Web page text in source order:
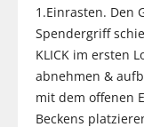
1.Einrasten. Den
Spendergriff
KLICK im ersten
abnehmen &
mit dem offenen
Beckens